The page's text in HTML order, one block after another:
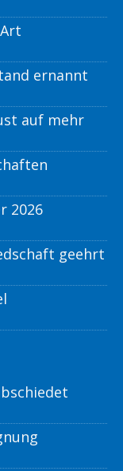
ernannt
auf mehr
2026
geehrt